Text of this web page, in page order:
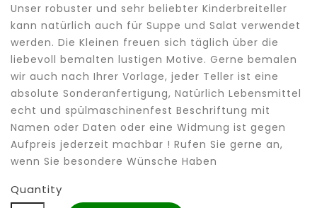
Unser robuster und sehr beliebter Kinderbreiteller
kann natürlich auch für Suppe und Salat verwendet
werden. Die Kleinen freuen sich täglich über die
liebevoll bemalten lustigen Motive. Gerne bemalen
wir auch nach Ihrer Vorlage, jeder Teller ist eine
absolute Sonderanfertigung, Natürlich Lebensmittel
echt und spülmaschinenfest Beschriftung mit
Namen oder Daten oder eine Widmung ist gegen
Aufpreis jederzeit machbar ! Rufen Sie gerne an,
wenn Sie besondere Wünsche Haben
Quantity